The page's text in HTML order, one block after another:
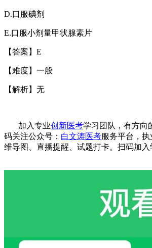
D.口服碘剂
E.口服小剂量甲状腺素片
【答案】 E
【难度】一般
【解析】无
加入专业创新医考学习团队，有方向
码关注公众号： 白文涛医考服务平台，
维导图、直播提醒、试题打卡。 扫码加入